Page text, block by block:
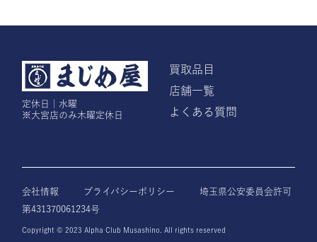
定休日｜水曜
※大宮店のみ木曜定休日
買取品目
店舗一覧
よくある質問
会社情報 プライバシーポリシー
埼玉県公安委員会許可
第431370061234号
Copyright © 2023 Alpha Club Musashino. All rights reserved